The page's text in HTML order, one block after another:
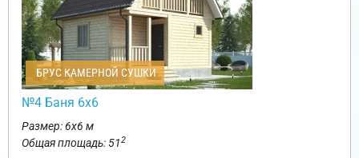
БРУС КАМЕРНОЙ СУШКИ
№4 Баня 6х6
Размер: 6х6 м
Общая площадь: 512